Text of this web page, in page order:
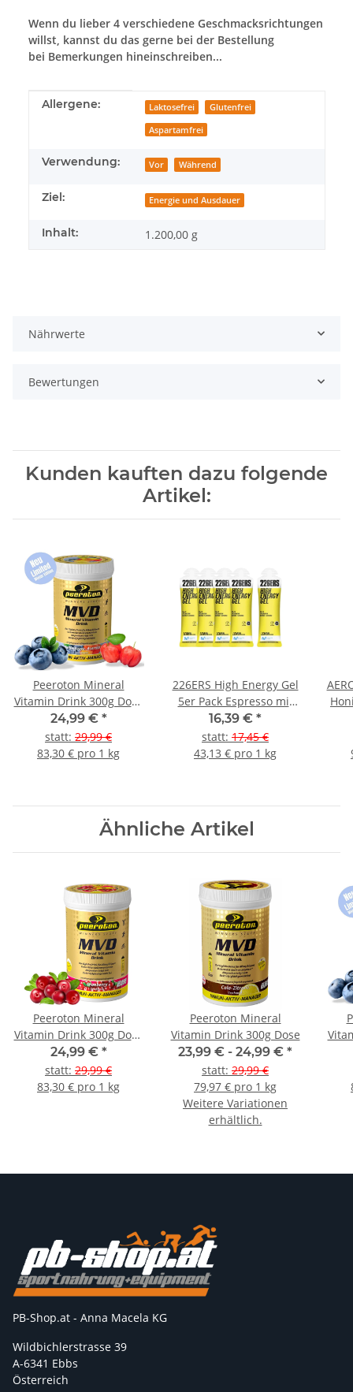
Wenn du lieber 4 verschiedene Geschmacksrichtungen
willst, kannst du das gerne bei der Bestellung
bei Bemerkungen hineinschreiben...
Produkteigenschaft
Wert
Allergene: Laktosefrei Glutenfrei
Aspartamfrei
Verwendung: Vor Während
Ziel: Energie und Ausdauer
Inhalt: 1.200,00 g
Nährwerte
Bewertungen
Kunden kauften dazu folgende
Artikel:
Peeroton Mineral
Vitamin Drink 300g Dose
Limited Edition
Heidelbeere-Acerola
24,99 € *
statt: 29,99 €
83,30 € pro 1 kg
226ERS High Energy Gel
5er Pack Espresso mit
Koffein
16,39 € *
statt: 17,45 €
43,13 € pro 1 kg
Ähnliche Artikel
Peeroton Mineral
Vitamin Drink 300g Dose
Limited Editions
24,99 € *
statt: 29,99 €
83,30 € pro 1 kg
Peeroton Mineral
Vitamin Drink 300g Dose
23,99 € - 24,99 € *
statt: 29,99 €
79,97 € pro 1 kg
Weitere Variationen
erhältlich.
PB-Shop.at - Anna Macela KG
Wildbichlerstrasse 39
A-6341 Ebbs
Österreich